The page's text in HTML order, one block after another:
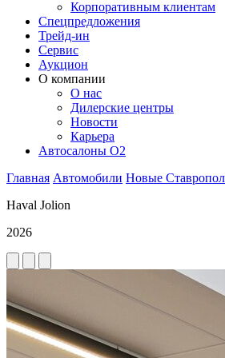
Корпоративным клиентам
Спецпредложения
Трейд-ин
Сервис
Аукцион
О компании
О нас
Дилерские центры
Новости
Карьера
Автосалоны O2
Главная Автомобили Новые
Haval Jolion
2026